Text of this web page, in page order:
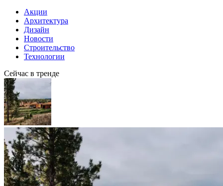
Акции
Архитектура
Дизайн
Новости
Строительство
Технологии
Сейчас в тренде